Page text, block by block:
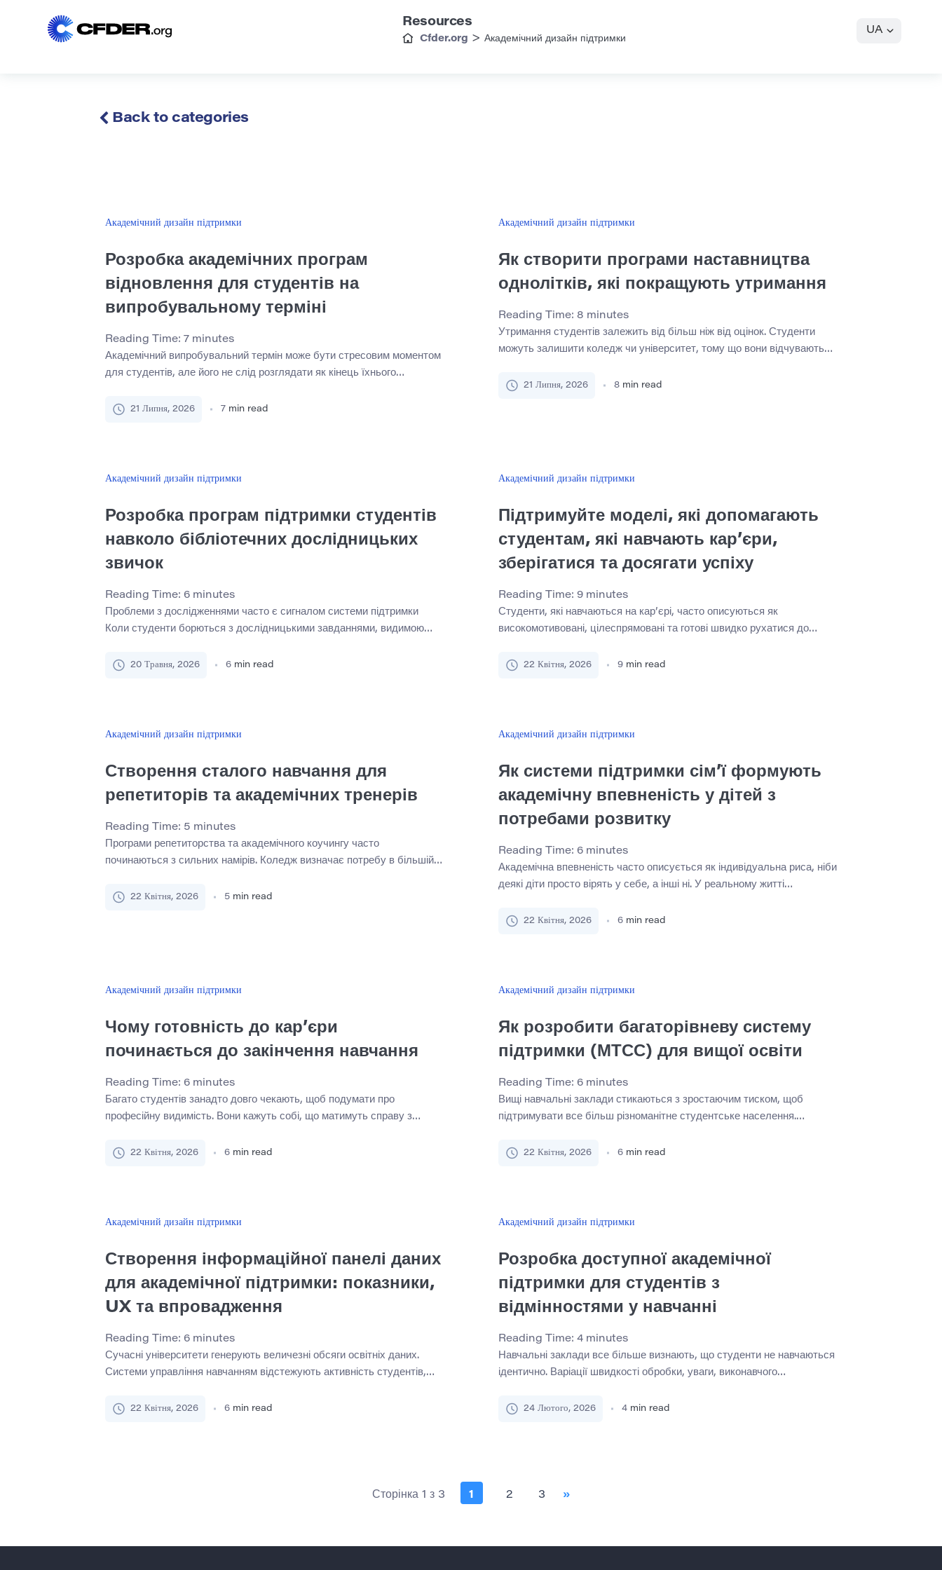
Resources
Cfder.org > Академічний дизайн підтримки
UA
Back to categories
Академічний дизайн підтримки
Розробка академічних програм
відновлення для студентів на
випробувальному терміні
Reading Time: 7 minutes
Академічний випробувальний термін може бути стресовим моментом
для студентів, але його не слід розглядати як кінець їхнього
попереджувальним знаком того, що студент потребує міцнішої
звички […]
21 Липня, 2026 7 min read
Академічний дизайн підтримки
Як створити програми наставництва
однолітків, які покращують утримання
Reading Time: 8 minutes
Утримання студентів залежить від більш ніж від оцінок. Студенти
можуть залишити коледж чи університет, тому що вони відчувають
пропускають важливі терміни або не знають, де звернутися за
21 Липня, 2026 8 min read
Академічний дизайн підтримки
Розробка програм підтримки студентів
навколо бібліотечних дослідницьких
звичок
Reading Time: 6 minutes
Проблеми з дослідженнями часто є сигналом системи підтримки
Коли студенти борються з дослідницькими завданнями, видимою
твердження або мовчання після зворотного зв’язку. Більш глибока
20 Травня, 2026 6 min read
Академічний дизайн підтримки
Підтримуйте моделі, які допомагають
студентам, які навчають кар’єри,
зберігатися та досягати успіху
Reading Time: 9 minutes
Студенти, які навчаються на кар’єрі, часто описуються як
високомотивовані, цілеспрямовані та готові швидко рухатися до
мотивація не захищає студентів від тиску, вбудованого в програми,
22 Квітня, 2026 9 min read
Академічний дизайн підтримки
Створення сталого навчання для
репетиторів та академічних тренерів
Reading Time: 5 minutes
Програми репетиторства та академічного коучингу часто
починаються з сильних намірів. Коледж визначає потребу в більшій
співробітників, які працюють неповний робочий день, і пропонує
22 Квітня, 2026 5 min read
Академічний дизайн підтримки
Як системи підтримки сім’ї формують
академічну впевненість у дітей з
потребами розвитку
Reading Time: 6 minutes
Академічна впевненість часто описується як індивідуальна риса, ніби
деякі діти просто вірять у себе, а інші ні. У реальному житті
середовищем навколо дитини: спосіб спілкування дорослих,
22 Квітня, 2026 6 min read
Академічний дизайн підтримки
Чому готовність до кар’єри
починається до закінчення навчання
Reading Time: 6 minutes
Багато студентів занадто довго чекають, щоб подумати про
професійну видимість. Вони кажуть собі, що матимуть справу з
достатньо близько, щоб відчути себе справжнім. До цього моменту
22 Квітня, 2026 6 min read
Академічний дизайн підтримки
Як розробити багаторівневу систему
підтримки (МТСС) для вищої освіти
Reading Time: 6 minutes
Вищі навчальні заклади стикаються з зростаючим тиском, щоб
підтримувати все більш різноманітне студентське населення.
знаннями, стилями навчання та особистими обставинами. Хоча це
проблемами психічного здоров’я під час […]
22 Квітня, 2026 6 min read
Академічний дизайн підтримки
Створення інформаційної панелі даних
для академічної підтримки: показники,
UX та впровадження
Reading Time: 6 minutes
Сучасні університети генерують величезні обсяги освітніх даних.
Системи управління навчанням відстежують активність студентів,
залучення до досліджень, а служби академічної підтримки
22 Квітня, 2026 6 min read
Академічний дизайн підтримки
Розробка доступної академічної
підтримки для студентів з
відмінностями у навчанні
Reading Time: 4 minutes
Навчальні заклади все більше визнають, що студенти не навчаються
ідентично. Варіації швидкості обробки, уваги, виконавчого
чутливості є частиною людської різноманітності. Тому розробка
24 Лютого, 2026 4 min read
Сторінка 1 з 3 1 2 3 »